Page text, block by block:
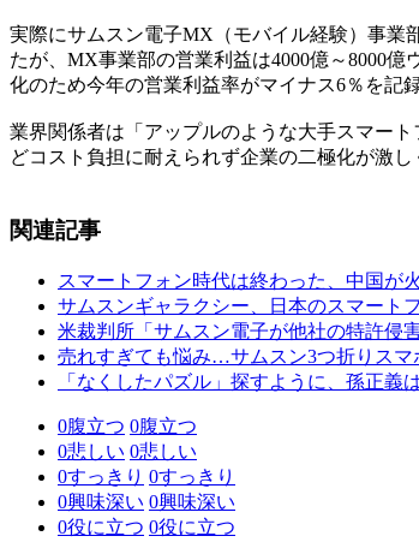
実際にサムスン電子MX（モバイル経験）事業
たが、MX事業部の営業利益は4000億～8000
化のため今年の営業利益率がマイナス6％を記
業界関係者は「アップルのような大手スマー
どコスト負担に耐えられず企業の二極化が激し
関連記事
スマートフォン時代は終わった、中国が
サムスンギャラクシー、日本のスマート
米裁判所「サムスン電子が他社の特許侵
売れすぎても悩み…サムスン3つ折りスマ
「なくしたパズル」探すように、孫正
0腹立つ 0腹立つ
0悲しい 0悲しい
0すっきり 0すっきり
0興味深い 0興味深い
0役に立つ 0役に立つ